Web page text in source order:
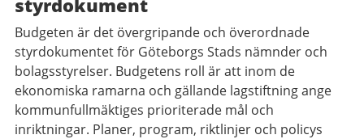
styrdokument
Budgeten är det övergripande och överordnade
styrdokumentet för Göteborgs Stads nämnder och
bolagsstyrelser. Budgetens roll är att inom de
ekonomiska ramarna och gällande lagstiftning ange
kommunfullmäktiges prioriterade mål och
inriktningar. Planer, program, riktlinjer och policys